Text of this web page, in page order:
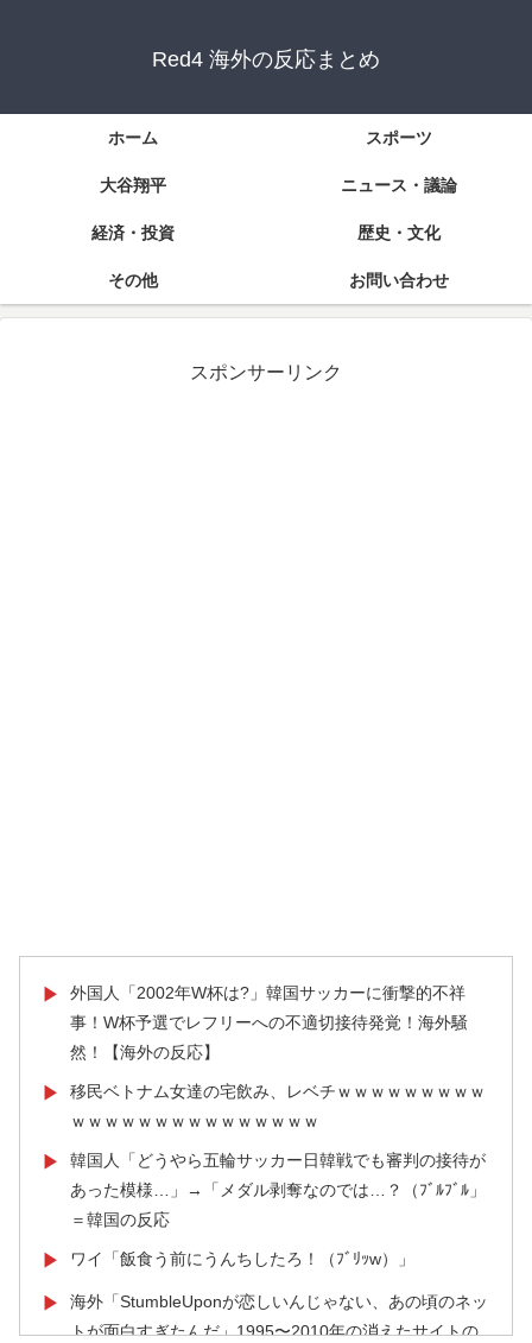
Red4 海外の反応まとめ
ホーム スポーツ
大谷翔平 ニュース・議論
経済・投資 歴史・文化
その他 お問い合わせ
スポンサーリンク
▶
外国人「2002年W杯は?」韓国サッカーに衝撃的不祥
事！W杯予選でレフリーへの不適切接待発覚！海外騒
然！【海外の反応】
▶
移民ベトナム女達の宅飲み、レベチｗｗｗｗｗｗｗｗｗ
ｗｗｗｗｗｗｗｗｗｗｗｗｗｗｗ
▶
韓国人「どうやら五輪サッカー日韓戦でも審判の接待が
あった模様…」→「メダル剥奪なのでは…？（ﾌﾞﾙﾌﾞﾙ」
＝韓国の反応
▶ ワイ「飯食う前にうんちしたろ！（ﾌﾞﾘｯw）」
▶
海外「StumbleUponが恋しいんじゃない、あの頃のネッ
トが面白すぎたんだ」1995〜2010年の消えたサイトの